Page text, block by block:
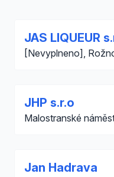
JAS LIQUEUR
[Nevyplneno],
JHP s.r.o
Malostranské
Jan Hadrava